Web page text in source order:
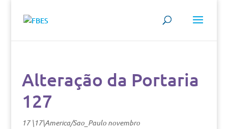
Alteração da Portaria
127
17 \17\America/Sao_Paulo novembro